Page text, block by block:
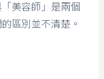
美容師」是兩個
區別並不清楚。